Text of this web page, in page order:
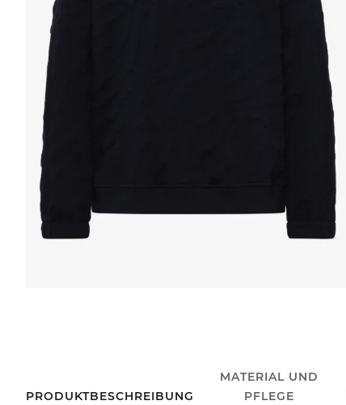
PRODUKTBESCHREIBUNG
MATERIAL UND
PFLEGE